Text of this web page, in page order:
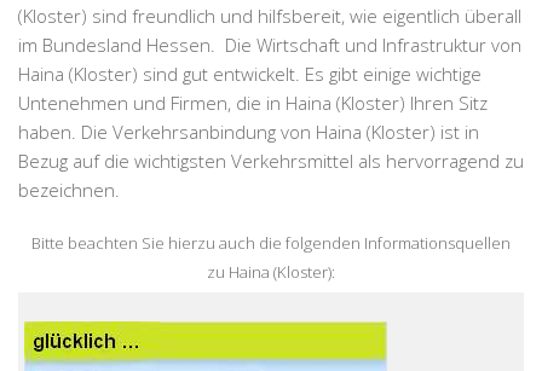
(Kloster) sind freundlich und hilfsbereit, wie eigentlich überall
im Bundesland Hessen. Die Wirtschaft und Infrastruktur von
Haina (Kloster) sind gut entwickelt. Es gibt einige wichtige
Untenehmen und Firmen, die in Haina (Kloster) Ihren Sitz
haben. Die Verkehrsanbindung von Haina (Kloster) ist in
Bezug auf die wichtigsten Verkehrsmittel als hervorragend zu
bezeichnen.
Bitte beachten Sie hierzu auch die folgenden Informationsquellen
zu Haina (Kloster):